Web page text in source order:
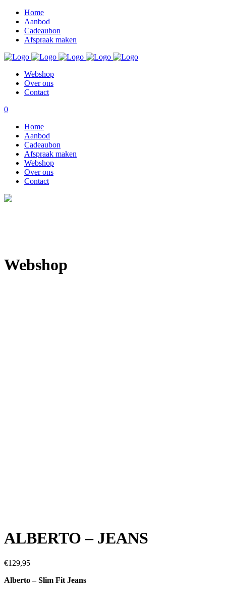
Home
Aanbod
Cadeaubon
Afspraak maken
Webshop
Over ons
Contact
0
Home
Aanbod
Cadeaubon
Afspraak maken
Webshop
Over ons
Contact
Webshop
ALBERTO – JEANS
€129,95
Alberto – Slim Fit Jeans